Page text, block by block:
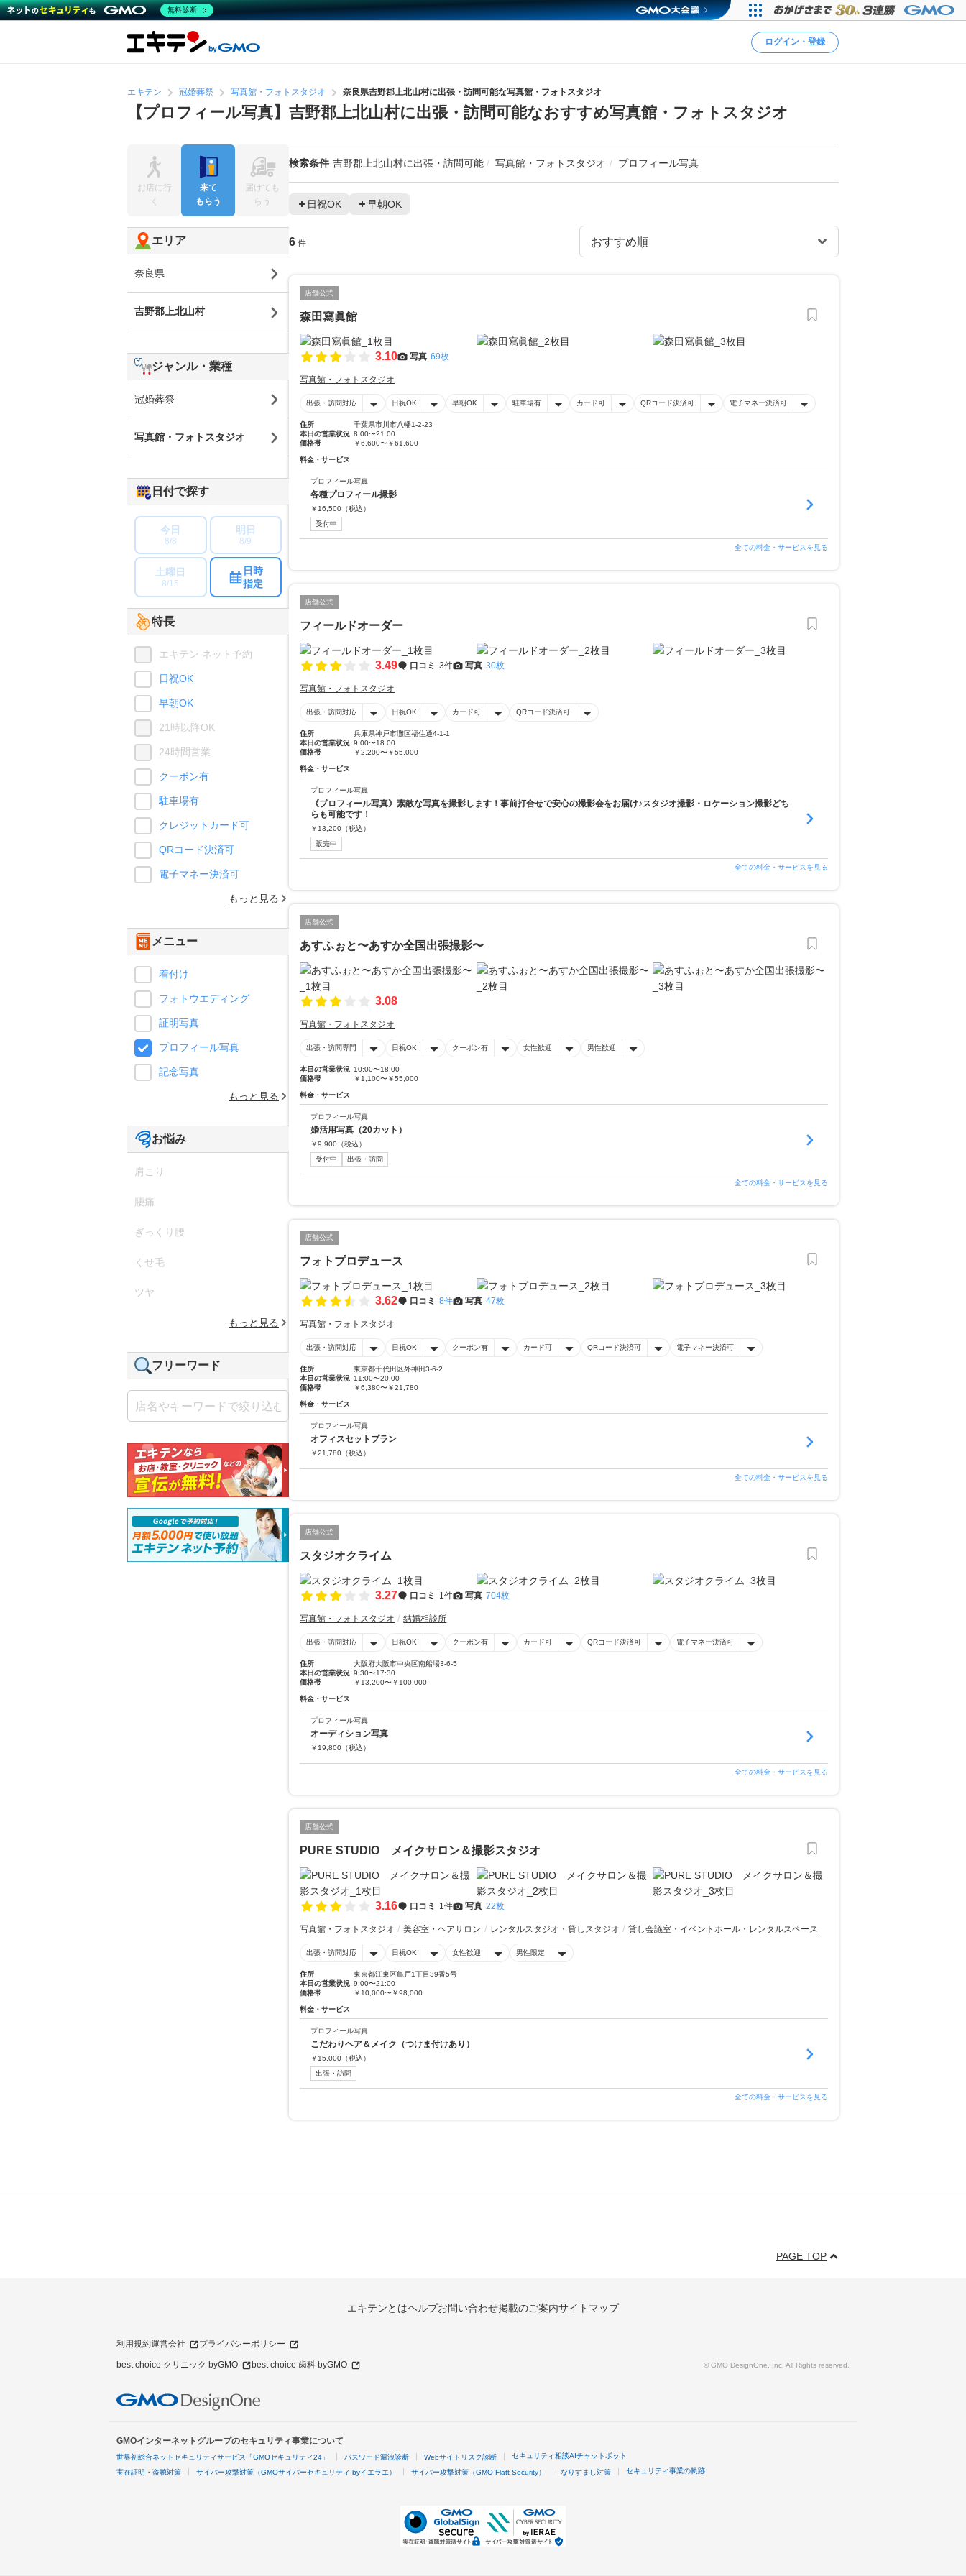
ログイン・登録
エキテン 冠婚葬祭 写真館・フォトスタジオ 奈良県吉野郡上北山村に出張・訪問可能な写真館・フォトスタジオ
【プロフィール写真】吉野郡上北山村に出張・訪問可能なおすすめ写真館・フォトスタジオ
検索条件 吉野郡上北山村に出張・訪問可能 写真館・フォトスタジオ プロフィール写真
日祝OK 早朝OK
6 件
店舗公式
森田寫眞館
3.10 写真 69枚
写真館・フォトスタジオ
出張・訪問対応 日祝OK 早朝OK 駐車場有 カード可 QRコード決済可 電子マネー決済可
住所
千葉県市川市八幡1-2-23
本日の営業状況 8:00〜21:00
価格帯
￥6,600〜￥61,600
料金・サービス
プロフィール写真
各種プロフィール撮影
￥ 16,500 （税込）
受付中
全ての料金・サービスを見る
店舗公式
フィールドオーダー
3.49 口コミ 3件 写真 30枚
写真館・フォトスタジオ
出張・訪問対応 日祝OK カード可 QRコード決済可
住所
兵庫県神戸市灘区福住通4-1-1
本日の営業状況 9:00〜18:00
価格帯
￥2,200〜￥55,000
料金・サービス
プロフィール写真
《プロフィール写真》素敵な写真を撮影します！事前打合せで安心の撮影会をお届け♪スタジオ撮影・ロケーション撮影どち
らも可能です！
￥ 13,200 （税込）
販売中
全ての料金・サービスを見る
店舗公式
あすふぉと〜あすか全国出張撮影〜
3.08
写真館・フォトスタジオ
出張・訪問専門 日祝OK クーポン有 女性歓迎 男性歓迎
本日の営業状況 10:00〜18:00
価格帯
￥1,100〜￥55,000
料金・サービス
プロフィール写真
婚活用写真（20カット）
￥9,900 （税込）
受付中
出張・訪問
全ての料金・サービスを見る
店舗公式
フォトプロデュース
3.62 口コミ 8件 写真 47枚
写真館・フォトスタジオ
出張・訪問対応 日祝OK クーポン有 カード可 QRコード決済可 電子マネー決済可
住所
東京都千代田区外神田3-6-2
本日の営業状況 11:00〜20:00
価格帯
￥6,380〜￥21,780
料金・サービス
プロフィール写真
オフィスセットプラン
￥21,780 （税込）
全ての料金・サービスを見る
店舗公式
スタジオクライム
3.27 口コミ 1件 写真 704枚
写真館・フォトスタジオ 結婚相談所
出張・訪問対応 日祝OK クーポン有 カード可 QRコード決済可 電子マネー決済可
住所
大阪府大阪市中央区南船場3-6-5
本日の営業状況 9:30〜17:30
価格帯
￥13,200〜￥100,000
料金・サービス
プロフィール写真
オーディション写真
￥ 19,800 （税込）
全ての料金・サービスを見る
店舗公式
PURE STUDIO メイクサロン＆撮影スタジオ
3.16 口コミ 1件 写真 22枚
写真館・フォトスタジオ 美容室・ヘアサロン レンタルスタジオ・貸しスタジオ 貸し会議室・イベントホール・レンタルスペース
出張・訪問対応 日祝OK 女性歓迎 男性限定
住所
東京都江東区亀戸1丁目39番5号
本日の営業状況 9:00〜21:00
価格帯
￥10,000〜￥98,000
料金・サービス
プロフィール写真
こだわりヘア＆メイク（つけま付けあり）
￥ 15,000 （税込）
出張・訪問
全ての料金・サービスを見る
お店に行
く
来て
もらう
届けても
らう
エリア
奈良県
吉野郡上北山村
ジャンル・業種
冠婚葬祭
写真館・フォトスタジオ
日付で探す
今日
8/8
明日
8/9
土曜日
8/15
日時
指定
特長
エキテン ネット予約
日祝OK
早朝OK
21時以降OK
24時間営業
クーポン有
駐車場有
クレジットカード可
QRコード決済可
電子マネー決済可
もっと見る
メニュー
着付け
フォトウエディング
証明写真
プロフィール写真
記念写真
もっと見る
お悩み
肩こり
腰痛
ぎっくり腰
くせ毛
ツヤ
もっと見る
フリーワード
PAGE TOP
エキテンとはヘルプお問い合わせ掲載のご案内サイトマップ
利用規約運営会社 プライバシーポリシー
best choice クリニック byGMO best choice 歯科 byGMO © GMO DesignOne, Inc. All Rights reserved.
GMOインターネットグループのセキュリティ事業について
世界初総合ネットセキュリティサービス「GMOセキュリティ24」 パスワード漏洩診断 Webサイトリスク診断 セキュリティ相談AIチャットボット
実在証明・盗聴対策 サイバー攻撃対策（GMOサイバーセキュリティ byイエラエ） サイバー攻撃対策（GMO Flatt Security） なりすまし対策 セキュリティ事業の軌跡
無料診断